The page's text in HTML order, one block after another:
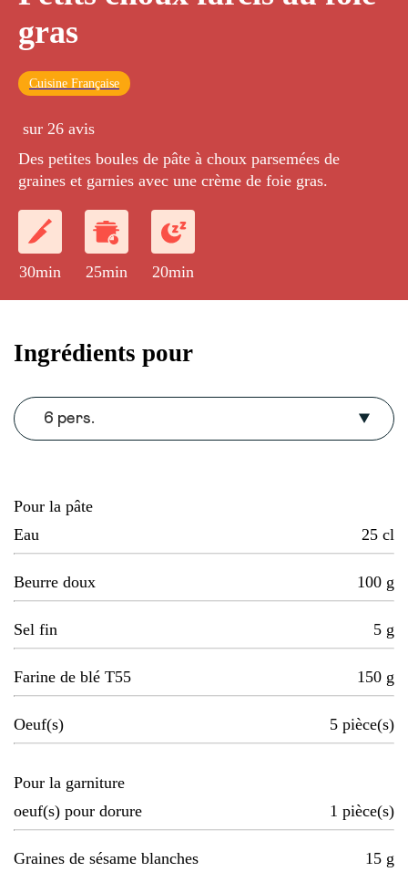
gras
Cuisine Française
sur 26 avis
Des petites boules de pâte à choux parsemées de
graines et garnies avec une crème de foie gras.
30min 25min 20min
Ingrédients pour
6 pers.
Pour la pâte
Eau
25 cl
Beurre doux 100 g
Sel fin 5 g
Farine de blé T55 150 g
Oeuf(s) 5 pièce(s)
Pour la garniture
oeuf(s) pour dorure
1 pièce(s)
Graines de sésame blanches 15 g